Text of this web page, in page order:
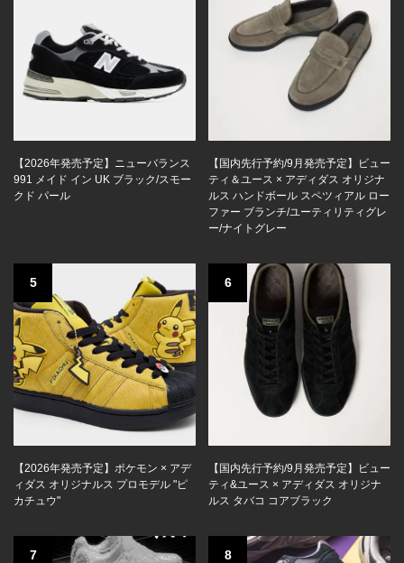
【2026年発売予定】ニューバランス
991 メイド イン UK ブラック/スモー
クド パール
【国内先行予約/9月発売予定】ビュー
ティ＆ユース × アディダス オリジナ
ルス ハンドボール スペツィアル ロー
ファー ブランチ/ユーティリティグレ
ー/ナイトグレー
5
【2026年発売予定】ポケモン × アデ
ィダス オリジナルス プロモデル "ピ
カチュウ"
6
【国内先行予約/9月発売予定】ビュー
ティ&ユース × アディダス オリジナ
ルス タバコ コアブラック
7 8